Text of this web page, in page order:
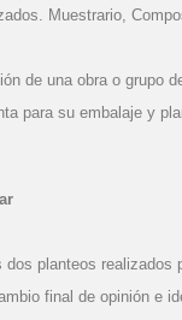
Muestrario,
de una obra o grupo
para su embalaje y
dos planteos realizados
final de opinión e